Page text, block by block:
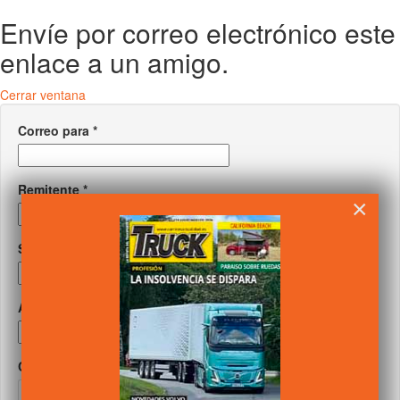
Envíe por correo electrónico este
enlace a un amigo.
Cerrar ventana
Correo para *
Remitente*
Su correo
Asunto
Captcha
×